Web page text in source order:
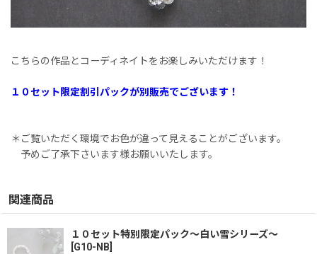
こちらの作品とコーディネイトをお楽しみいただけます！
１０セット限定割引パックが別販売でございます！
＊ご覧いただく環境でお色が違って見えることがございます。
予めご了承下さいます様お願いいたします。
関連商品
１０セット特別限定パック〜白い雪シリーズ〜
G10-NB